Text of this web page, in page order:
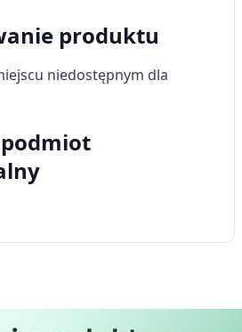
produktu
niedostępnym dla